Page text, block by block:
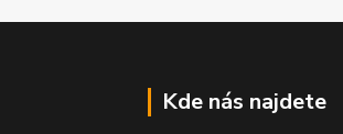
Kde nás najdete